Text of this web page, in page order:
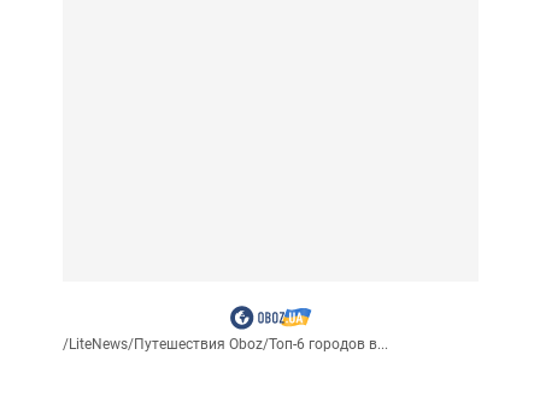
/LiteNews/Путешествия Oboz/Топ-6 городов в...